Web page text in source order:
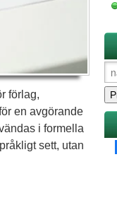
förlag,
en avgörande
i formella
sett, utan